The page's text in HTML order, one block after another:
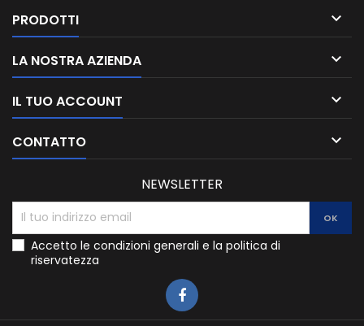
PRODOTTI 
LA NOSTRA AZIENDA 
IL TUO ACCOUNT 
CONTATTO 
NEWSLETTER
Accetto le condizioni generali e la politica di
riservatezza